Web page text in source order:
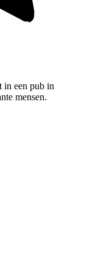
in een pub in
mensen.